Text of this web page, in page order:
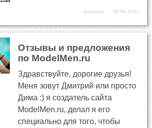
Антонио 08.04.2011
Отзывы и предложения
по ModelMen.ru
Здравствуйте, дорогие друзья!
Меня зовут Дмитрий или просто
Дима :) я создатель сайта
ModelMen.ru, делал я его
специально для того, чтобы